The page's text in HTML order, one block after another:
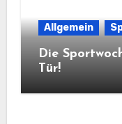
Allgemein
Die
Tür!